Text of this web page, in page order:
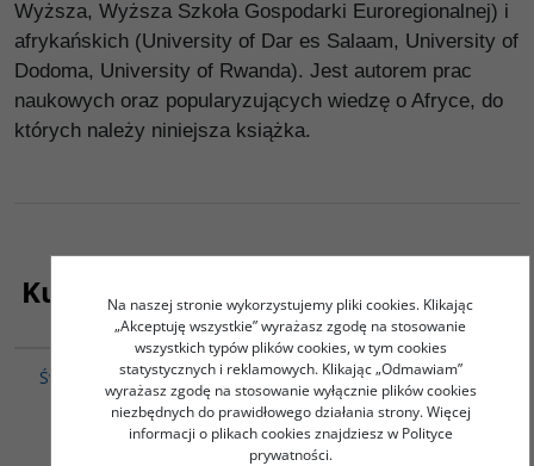
Wyższa, Wyższa Szkoła Gospodarki Euroregionalnej) i
afrykańskich (University of Dar es Salaam, University of
Dodoma, University of Rwanda). Jest autorem prac
naukowych oraz popularyzujących wiedzę o Afryce, do
których należy niniejsza książka.
Kupujący ten produkt kupili także:
G291
Światło słowem zwane.
Wypisy z literatury
staroindyjskiej
Nasreddin Hodża.
Wybrane anegdoty
Janusz Janczewski (red.)
Na naszej stronie wykorzystujemy pliki cookies. Klikając
„Akceptuję wszystkie” wyrażasz zgodę na stosowanie
wszystkich typów plików cookies, w tym cookies
statystycznych i reklamowych. Klikając „Odmawiam”
wyrażasz zgodę na stosowanie wyłącznie plików cookies
niezbędnych do prawidłowego działania strony. Więcej
informacji o plikach cookies znajdziesz w Polityce
prywatności.